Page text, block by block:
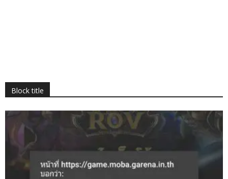
Block title